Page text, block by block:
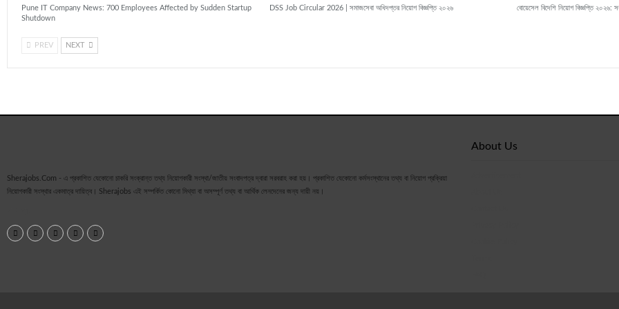
Pune IT Company News: 700 Employees Affected by Sudden Startup
Shutdown
DSS Job Circular 2026 | সমাজসেবা অধিদপ্তর নিয়োগ বিজ্ঞপ্তি ২০২৬ বোয়েসেল বিদেশি নিয়োগ বিজ্ঞপ্তি
PREV NEXT
Sherajobs.Com - এ প্রকাশিত যেকোনো চাকরি সংক্রান্ত তথ্য নিয়োগকারী সংস্থা/জাতীয় সংবাদপত্র দ্বারা সরবরাহ করা হয়। প্রকাশিত যেকোনো কর্মসংস্থানের তথ্য বা নিয়োগ প্রক্রিয়া
নিয়োগকারী সংস্থার একমাত্র দায়িত্ব। Sherajobs এই সম্পর্কিত কোনো মিথ্যা বা অসম্পূর্ণ তথ্য বা আর্থিক লেনদেনের জন্য দায়ী নয়।
About Us